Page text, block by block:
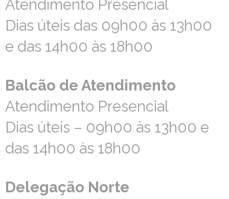
Atendimento Presencial
Dias úteis das 09h00 às 13h00
e das 14h00 às 18h00
Atendimento Presencial
Dias úteis das 09h00 às 13h00
e das 14h00 às 18h00
Balcão de Atendimento
Atendimento Presencial
Dias úteis – 09h00 às 13h00 e
das 14h00 às 18h00
Balcão de Atendimento
Atendimento Presencial
Dias úteis – 09h00 às 13h00 e
das 14h00 às 18h00
Delegação Norte
Delegação Norte